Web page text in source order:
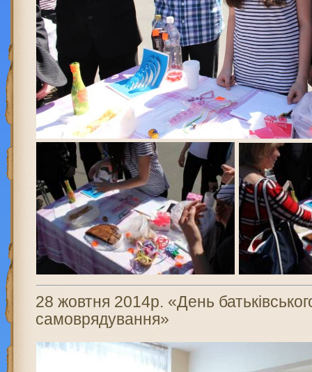
28 жовтня 2014р. «День
самоврядування»